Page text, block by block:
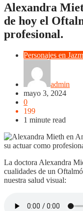
Alexandra
de hoy el
profesional.
Personajes en
admin
mayo 3, 2024
0
199
1 minute read
La doctora Alexandra
cualidades de un
nuestra salud visual: